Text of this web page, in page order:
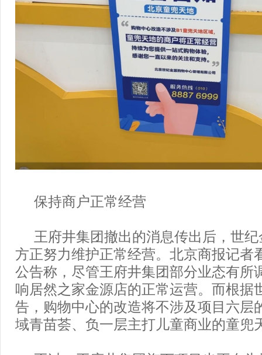
保持商户正常经营
王府井集团撤出的消息传出后，世
方正努力维护正常经营。北京商报记者
公告称，尽管王府井集团部分业态有所
响居然之家金源店的正常运营。而根据
告，购物中心的改造将不涉及项目六层
域青苗荟、负一层主打儿童商业的童兜